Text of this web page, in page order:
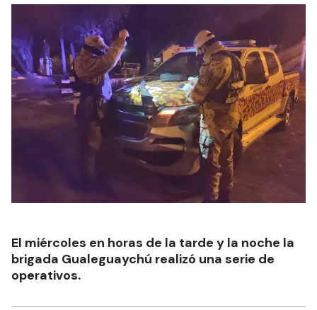
El miércoles en horas de la tarde y la noche la
brigada Gualeguaychú realizó una serie de
operativos.